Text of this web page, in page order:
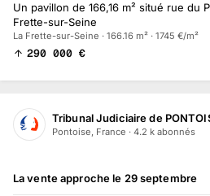
Un pavillon de 166,16 m² situé rue du
Frette-sur-Seine
La Frette-sur-Seine · 166.16 m² · 1745 €/m²
290 000 €
Tribunal Judiciaire de
Pontoise, France · 4.2 k abonnés
À VENIR
La vente approche le 29 septembre